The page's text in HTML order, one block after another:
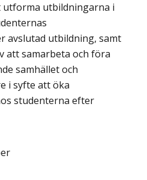
utforma utbildningarna i
avslutad utbildning, samt
att samarbeta och föra
samhället och
i syfte att öka
studenterna efter